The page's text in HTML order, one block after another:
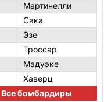
Мартинелли
Сака
Эзе
Троссар
Мадуэке
Хаверц
Все бомбардиры